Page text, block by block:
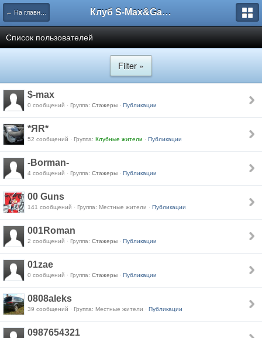
← На главную Клуб S-Max&Galaxy
Список пользователей
Filter »
$-max
0 сообщений · Группа: Стажеры · Публикации
*ЯR*
52 сообщений · Группа: Клубные жители · Публикации
-Borman-
4 сообщений · Группа: Стажеры · Публикации
00 Guns
141 сообщений · Группа: Местные жители · Публикации
001Roman
2 сообщений · Группа: Стажеры · Публикации
01zae
0 сообщений · Группа: Стажеры · Публикации
0808aleks
39 сообщений · Группа: Местные жители · Публикации
0987654321